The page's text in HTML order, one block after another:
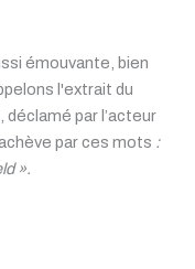
émouvante, bien
l'extrait du
déclamé par l’acteur
par ces mots :
».